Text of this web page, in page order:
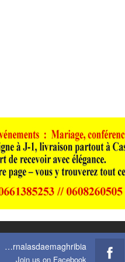
https://web.facebook.com/journalasdaemaghribia/
Join us on Facebook